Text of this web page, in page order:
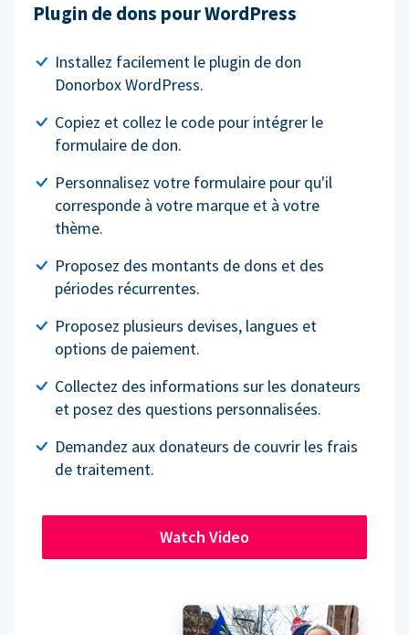
Plugin de dons pour WordPress
Installez facilement le plugin de don
Donorbox WordPress.
Copiez et collez le code pour intégrer le
formulaire de don.
Personnalisez votre formulaire pour qu'il
corresponde à votre marque et à votre
thème.
Proposez des montants de dons et des
périodes récurrentes.
Proposez plusieurs devises, langues et
options de paiement.
Collectez des informations sur les donateurs
et posez des questions personnalisées.
Demandez aux donateurs de couvrir les frais
de traitement.
Watch Video